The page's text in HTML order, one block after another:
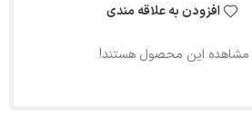
افزودن به علاقه مندی
مشاهده این محصول هستند!